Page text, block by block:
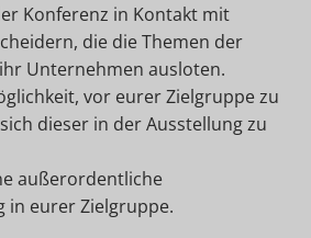
Konferenz in Kontakt mit
die die Themen der
Unternehmen ausloten.
vor eurer Zielgruppe zu
dieser in der Ausstellung zu
außerordentliche
in eurer Zielgruppe.